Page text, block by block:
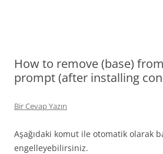
How to remove (base)
prompt (after installing
Bir Cevap Yazın
Aşağıdaki komut ile otomatik olarak
engelleyebilirsiniz.